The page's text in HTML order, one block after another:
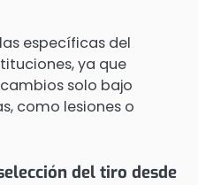
específicas del
ya que
solo bajo
como lesiones o
del tiro desde